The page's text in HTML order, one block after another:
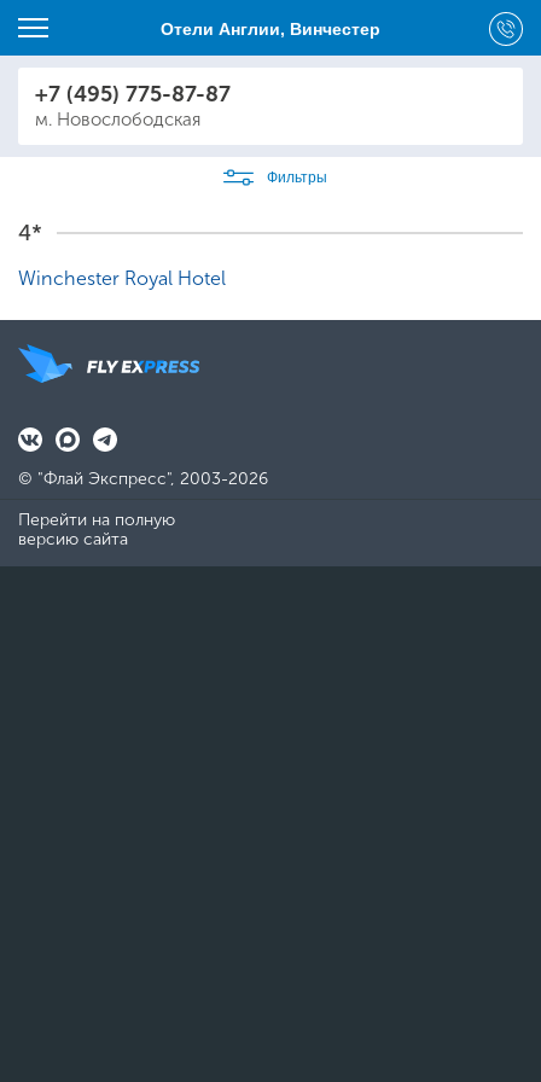
Отели Англии, Винчестер
+7 (495) 775-87-87
м. Новослободская
Фильтры
4*
Winchester Royal Hotel
© "Флай Экспресс", 2003-2026
Перейти на полную
версию сайта